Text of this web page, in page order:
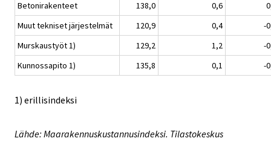
Betonirakenteet
138,0 0,6
Muut tekniset järjestelmät
120,9 0,4
-
Murskaustyöt 1)
129,2 1,2
-
Kunnossapito 1)
135,8 0,1 -
1) erillisindeksi
Lähde: Maarakennuskustannusindeksi. Tilastokeskus